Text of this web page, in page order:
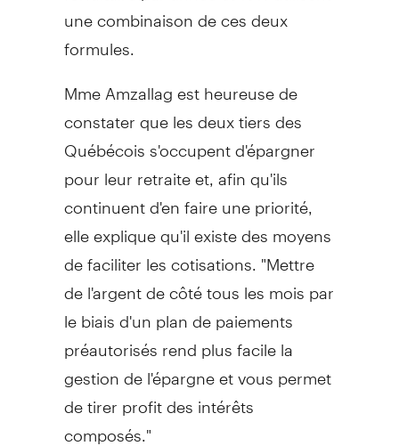
une combinaison de ces deux
formules.
Mme Amzallag est heureuse de
constater que les deux tiers des
Québécois s'occupent d'épargner
pour leur retraite et, afin qu'ils
continuent d'en faire une priorité,
elle explique qu'il existe des moyens
de faciliter les cotisations. "Mettre
de l'argent de côté tous les mois par
le biais d'un plan de paiements
préautorisés rend plus facile la
gestion de l'épargne et vous permet
de tirer profit des intérêts
composés."